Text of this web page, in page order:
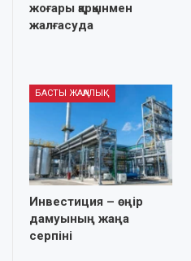
жоғары қарқынмен
жалғасуда
БАСТЫ ЖАҢАЛЫҚ
Инвестиция – өңір
дамуының жаңа
серпіні